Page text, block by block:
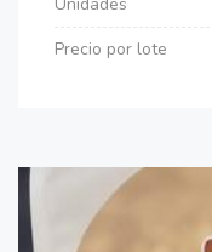
Precio por lote